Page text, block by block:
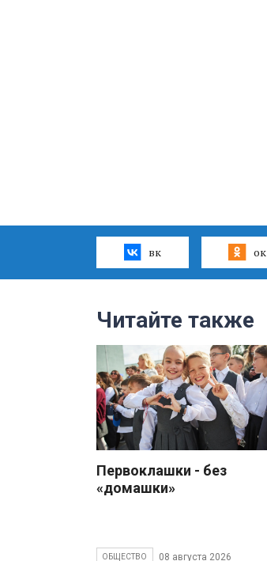
вк ок
Читайте также
Первоклашки - без
«домашки»
ОБЩЕСТВО 08 августа 2026